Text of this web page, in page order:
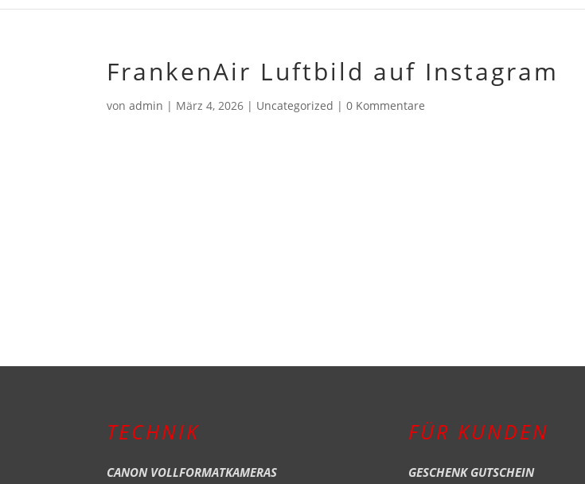
FrankenAir Luftbild auf Instagram
vonadmin | März 4, 2026 | Uncategorized |0 Kommentare
TECHNIK
CANON VOLLFORMATKAMERAS
FÜR KUNDEN
GESCHENK GUTSCHEIN